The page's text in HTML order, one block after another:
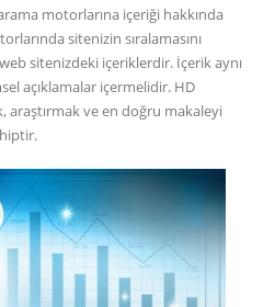
motorlarına içeriği hakkında
sitenizin sıralamasını
sitenizdeki içeriklerdir. İçerik aynı
açıklamalar içermelidir. HD
araştırmak ve en doğru makaleyi